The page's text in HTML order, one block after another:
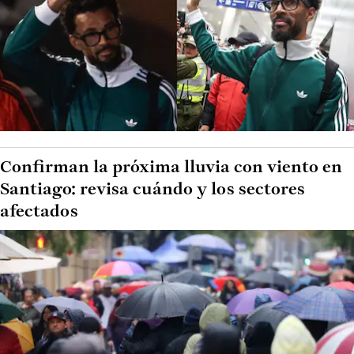
Confirman la próxima lluvia con viento en
Santiago: revisa cuándo y los sectores
afectados